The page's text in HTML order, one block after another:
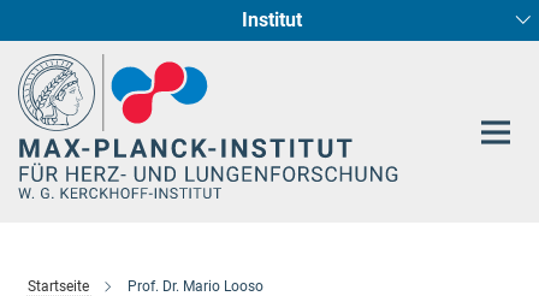
Institut
Entwicklung und Umbau des Herzens (Abt. I)
Pharmakologie (Abt. II)
Genetik der Entwicklung (Abt. III)
Cellular Resilience
Circadiane Rhythmik des Herzstoffwechsels
Neurokardiale Achse
Epigenetics
Startseite Prof. Dr. Mario Looso